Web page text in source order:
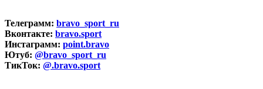
Телеграмм: bravo_sport_ru
Вконтакте: bravo.sport
Инстаграмм: point.bravo
Ютуб: @bravo_sport_ru
ТикТок: @.bravo.sport